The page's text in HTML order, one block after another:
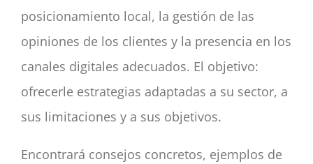
posicionamiento local, la gestión de las
opiniones de los clientes y la presencia en los
canales digitales adecuados. El objetivo:
ofrecerle estrategias adaptadas a su sector, a
sus limitaciones y a sus objetivos.
Encontrará consejos concretos, ejemplos de